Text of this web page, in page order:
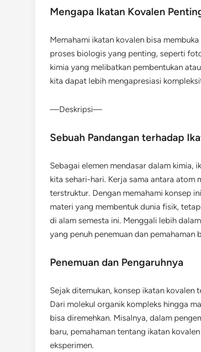
Mengapa Ikatan Kovalen
Memahami ikatan kovalen bisa
proses biologis yang penting, seperti
kimia yang melibatkan pembentukan
kita dapat lebih mengapresiasi
—Deskripsi—
Sebuah Pandangan terhadap
Sebagai elemen mendasar dalam kimia,
kita sehari-hari. Kerja sama antara atom
terstruktur. Dengan memahami konsep
materi yang membentuk dunia fisik,
di alam semesta ini. Menggali lebih
yang penuh penemuan dan pemahaman
Penemuan dan Pengaruhnya
Sejak ditemukan, konsep ikatan kovalen
Dari molekul organik kompleks hingga
bisa diremehkan. Misalnya, dalam
baru, pemahaman tentang ikatan
eksperimen.